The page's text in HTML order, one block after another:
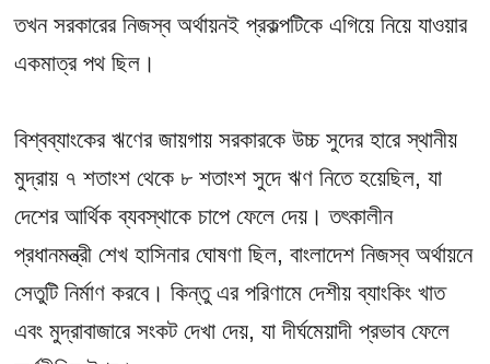
তখন সরকারের নিজস্ব অর্থায়নই প্রকল্পটিকে এগিয়ে নিয়ে যাওয়ার
একমাত্র পথ ছিল।
বিশ্বব্যাংকের ঋণের জায়গায় সরকারকে উচ্চ সুদের হারে স্থানীয়
মুদ্রায় ৭ শতাংশ থেকে ৮ শতাংশ সুদে ঋণ নিতে হয়েছিল, যা
দেশের আর্থিক ব্যবস্থাকে চাপে ফেলে দেয়। তৎকালীন
প্রধানমন্ত্রী শেখ হাসিনার ঘোষণা ছিল, বাংলাদেশ নিজস্ব অর্থায়নে
সেতুটি নির্মাণ করবে। কিন্তু এর পরিণামে দেশীয় ব্যাংকিং খাত
এবং মুদ্রাবাজারে সংকট দেখা দেয়, যা দীর্ঘমেয়াদী প্রভাব ফেলে